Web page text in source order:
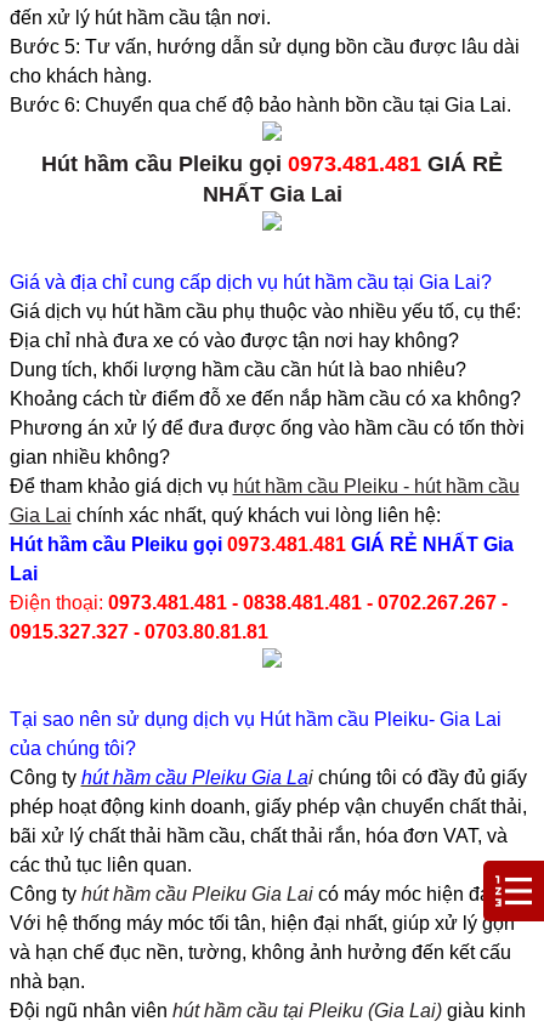
đến xử lý hút hầm cầu tận nơi.
Bước 5: Tư vấn, hướng dẫn sử dụng bồn cầu được lâu dài
cho khách hàng.
Bước 6: Chuyển qua chế độ bảo hành bồn cầu tại Gia Lai.
Hút hầm cầu Pleiku gọi 0973.481.481 GIÁ RẺ
NHẤT Gia Lai
Giá và địa chỉ cung cấp dịch vụ hút hầm cầu tại Gia Lai?
Giá dịch vụ hút hầm cầu phụ thuộc vào nhiều yếu tố, cụ thể:
Địa chỉ nhà đưa xe có vào được tận nơi hay không?
Dung tích, khối lượng hầm cầu cần hút là bao nhiêu?
Khoảng cách từ điểm đỗ xe đến nắp hầm cầu có xa không?
Phương án xử lý để đưa được ống vào hầm cầu có tốn thời
gian nhiều không?
Để tham khảo giá dịch vụ hút hầm cầu Pleiku - hút hầm cầu
Gia Lai chính xác nhất, quý khách vui lòng liên hệ:
Hút hầm cầu Pleiku gọi 0973.481.481GIÁ RẺ NHẤT Gia
Lai
Điện thoại: 0973.481.481 - 0838.481.481 - 0702.267.267 -
0915.327.327 - 0703.80.81.81
Tại sao nên sử dụng dịch vụ Hút hầm cầu Pleiku- Gia Lai
của chúng tôi?
Công ty hút hầm cầu Pleiku Gia Laichúng tôi có đầy đủ giấy
phép hoạt động kinh doanh, giấy phép vận chuyển chất thải,
bãi xử lý chất thải hầm cầu, chất thải rắn, hóa đơn VAT, và
các thủ tục liên quan.
Công ty hút hầm cầu Pleiku Gia Laicó máy móc hiện đại:
Với hệ thống máy móc tối tân, hiện đại nhất, giúp xử lý gọn
và hạn chế đục nền, tường, không ảnh hưởng đến kết cấu
nhà bạn.
Đội ngũ nhân viên hút hầm cầu tại Pleiku (Gia Lai)giàu kinh